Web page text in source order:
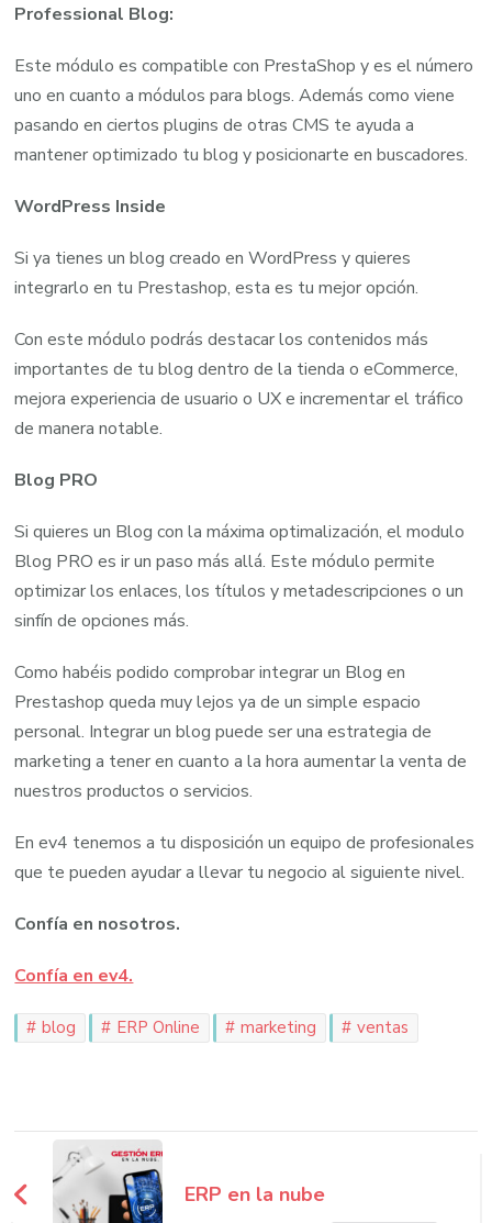
Professional Blog:
Este módulo es compatible con PrestaShop y es el número
uno en cuanto a módulos para blogs. Además como viene
pasando en ciertos plugins de otras CMS te ayuda a
mantener optimizado tu blog y posicionarte en buscadores.
WordPress Inside
Si ya tienes un blog creado en WordPress y quieres
integrarlo en tu Prestashop, esta es tu mejor opción.
Con este módulo podrás destacar los contenidos más
importantes de tu blog dentro de la tienda o eCommerce,
mejora experiencia de usuario o UX e incrementar el tráfico
de manera notable.
Blog PRO
Si quieres un Blog con la máxima optimalización, el modulo
Blog PRO es ir un paso más allá. Este módulo permite
optimizar los enlaces, los títulos y metadescripciones o un
sinfín de opciones más.
Como habéis podido comprobar integrar un Blog en
Prestashop queda muy lejos ya de un simple espacio
personal. Integrar un blog puede ser una estrategia de
marketing a tener en cuanto a la hora aumentar la venta de
nuestros productos o servicios.
En ev4 tenemos a tu disposición un equipo de profesionales
que te pueden ayudar a llevar tu negocio al siguiente nivel.
Confía en nosotros.
Confía en ev4.
blog ERP Online marketing ventas
Navegación
de
ERP en la nube